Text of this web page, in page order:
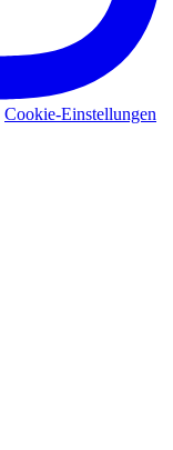
Cookie-Einstellungen